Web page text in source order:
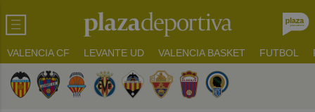
VALENCIA CF LEVANTE UD VALENCIA BASKET FUTBOL